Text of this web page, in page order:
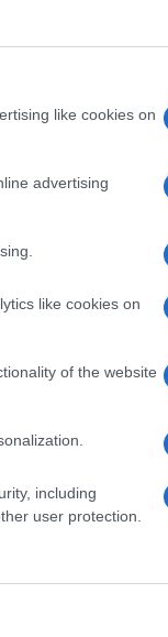
like cookies on
advertising
like cookies on
of the website
including
user protection.